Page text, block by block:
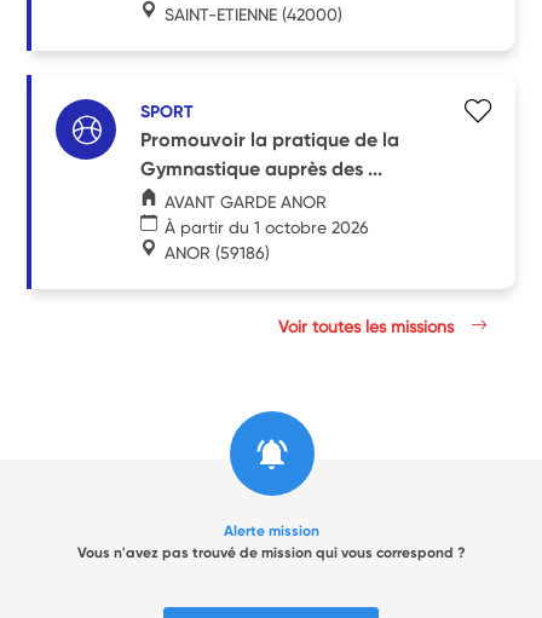
SAINT-ETIENNE (42000)
SPORT
Promouvoir la pratique de la
Gymnastique auprès des ...
AVANT GARDE ANOR
À partir du 1 octobre 2026
ANOR (59186)
Voir toutes les missions
Alerte mission
Vous n'avez pas trouvé de mission qui vous correspond ?